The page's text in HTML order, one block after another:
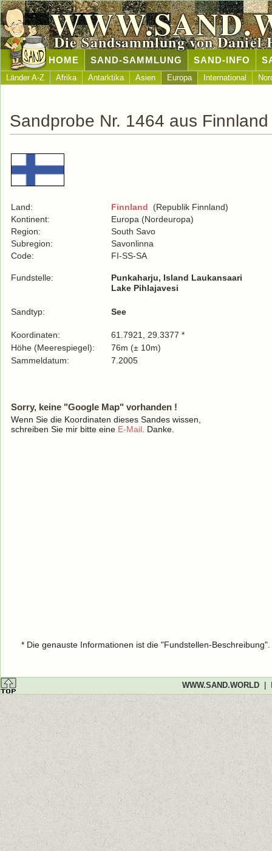
Die Sandsammlung von Daniel
HOME SAND-SAMMLUNG SAND-INFO
Länder A-Z Afrika Antarktika Asien Europa International
Sandprobe Nr. 1464 aus Finnland
Land: Finnland (Republik Finnland)
Kontinent:
Europa (Nordeuropa)
Region:
South Savo
Subregion:
Savonlinna
Code:
FI-SS-SA
Fundstelle:
Punkaharju, Island Laukansaari
Lake Pihlajavesi
Sandtyp: See
Koordinaten:
61.7921, 29.3377 *
Höhe (Meerespiegel):
76m (± 10m)
Sammeldatum:
7.2005
Sorry, keine "Google Map" vorhanden !
Wenn Sie die Koordinaten dieses Sandes wissen,
schreiben Sie mir bitte eine E-Mail . Danke.
* Die genauste Informationen ist die "Fundstellen-
WWW.SAND.WORLD|